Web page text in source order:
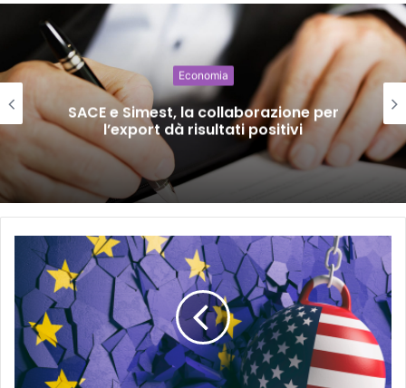
Economia
SACE e Simest, la collaborazione per
l’export dà risultati positivi